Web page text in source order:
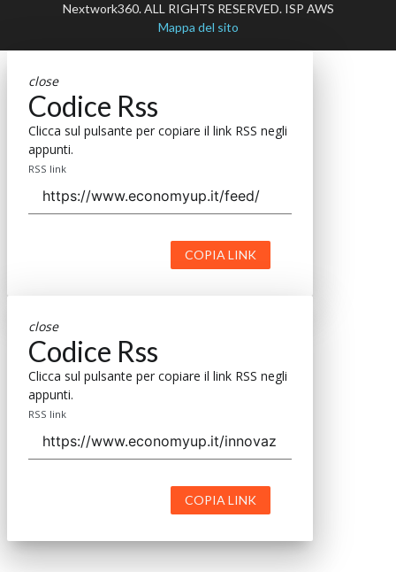
Nextwork360. ALL RIGHTS RESERVED. ISP AWS
Mappa del sito
close
Codice Rss
Clicca sul pulsante per copiare il link RSS negli
appunti.
RSS link
COPIA LINK
close
Codice Rss
Clicca sul pulsante per copiare il link RSS negli
appunti.
RSS link
COPIA LINK